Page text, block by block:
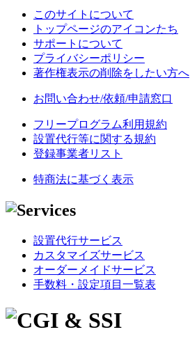
このサイトについて
トップページのアイコンたち
サポートについて
プライバシーポリシー
著作権表示の削除をしたい方へ
お問い合わせ/依頼/申請窓口
フリープログラム利用規約
設置代行等に関する規約
登録事業者リスト
特商法に基づく表示
設置代行サービス
カスタマイズサービス
オーダーメイドサービス
手数料・設定項目一覧表